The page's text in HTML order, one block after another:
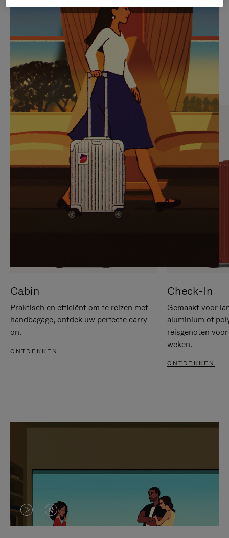
IS
NIET
GEPAUZEERD,
DRUK
OP
OM
TE
PAUZEREN
GELUID
VAN
DE
VIDEO
IS
UITGESCHAKELD.
DRUK
HIER
OM
HET
DEMPEN
OP
SELECTIE VAN GESCHENKEN
Ontdek de perfecte metgezel
voor elke reis
Cabin
Praktisch en efficiënt om te reizen met
handbagage, ontdek uw perfecte carry-
on.
ONTDEKKEN
Check-In
Gemaakt voor
aluminium of
reisgenoten
weken.
ONTDEKKEN
VIDEO
HET